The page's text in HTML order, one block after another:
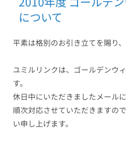
メールリレーサーバー
SMS配信サービス
会員獲得／ニーズ把握
遅延なく確実・高速に
ブログ・各種資料
ブログ・各種資料
について
平素は格別のお引き立てを賜り
ユミルリンクは、ゴールデンウ
す。
休日中にいただきましたメール
順次対応させていただきますの
い申し上げます。